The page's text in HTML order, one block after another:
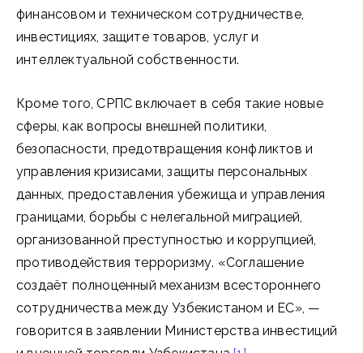
финансовом и техническом сотрудничестве,
инвестициях, защите товаров, услуг и
интеллектуальной собственности.
Кроме того, СРПС включает в себя такие новые
сферы, как вопросы внешней политики,
безопасности, предотвращения конфликтов и
управления кризисами, защиты персональных
данных, предоставления убежища и управления
границами, борьбы с нелегальной миграцией,
организованной преступностью и коррупцией,
противодействия терроризму. «Соглашение
создаёт полноценный механизм всестороннего
сотрудничества между Узбекистаном и ЕС», —
говорится в заявлении Министерства инвестиций